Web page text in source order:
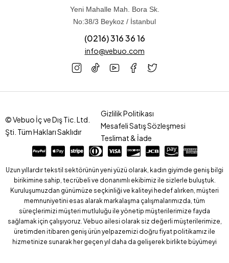
Yeni Mahalle Mah. Bora Sk.
No:38/3 Beykoz / İstanbul
(0216) 316 36 16
info@vebuo.com
© Vebuo İç ve Dış Tic. Ltd.
Şti. Tüm Hakları Saklıdır
Gizlilik Politikası
Mesafeli Satış Sözleşmesi
Teslimat & İade
Uzun yıllardır tekstil sektörünün yeni yüzü olarak, kadın giyimde geniş bilgi
birikimine sahip, tecrübeli ve donanımlı ekibimiz ile sizlerle buluştuk.
Kuruluşumuzdan günümüze seçkinliği ve kaliteyi hedef alırken, müşteri
memnuniyetini esas alarak markalaşma çalışmalarımızda, tüm
süreçlerimizi müşteri mutluluğu ile yönetip müşterilerimize fayda
sağlamak için çalışıyoruz. Vebuo ailesi olarak siz değerli müşterilerimize,
üretimden itibaren geniş ürün yelpazemizi doğru fiyat politikamız ile
hizmetinize sunarak her geçen yıl daha da gelişerek birlikte büyümeyi